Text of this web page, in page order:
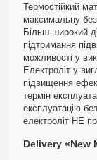
Термостійкий
максимальну
Більш широкий
підтримання
можливості у
Електроліт у
підвищення
термін
експлуатацію
електроліт НЕ
Delivery «New